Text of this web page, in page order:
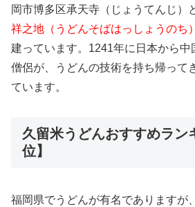
岡市博多区承天寺（じょうてんじ）
祥之地（うどんそばはっしょうのち）
建っています。1241年に日本から中
僧侶が、うどんの技術を持ち帰って
ています。
久留米うどんおすすめラン
位】
福岡県でうどんが有名でありますが